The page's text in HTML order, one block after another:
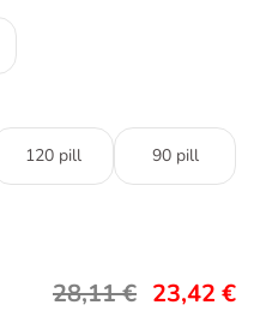
120 pill 90 pill
28,11€ 23,42 €